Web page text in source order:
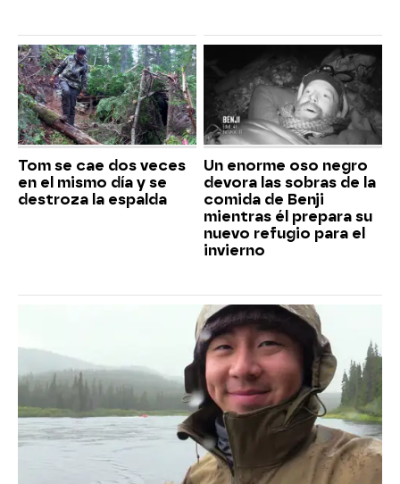
Tom se cae dos veces
en el mismo día y se
destroza la espalda
Un enorme oso negro
devora las sobras de la
comida de Benji
mientras él prepara su
nuevo refugio para el
invierno